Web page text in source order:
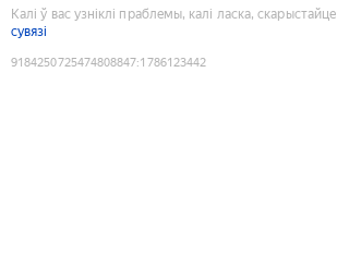
Калі ў вас узніклі праблемы, калі ласка, скарыстайце
сувязі
9184250725474808847:1786123442